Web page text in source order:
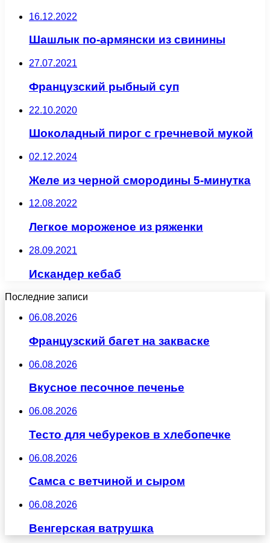
16.12.2022
Шашлык по-армянски из свинины
27.07.2021
Французский рыбный суп
22.10.2020
Шоколадный пирог с гречневой мукой
02.12.2024
Желе из черной смородины 5-минутка
12.08.2022
Легкое мороженое из ряженки
28.09.2021
Искандер кебаб
Последние записи
06.08.2026
Французский багет на закваске
06.08.2026
Вкусное песочное печенье
06.08.2026
Тесто для чебуреков в хлебопечке
06.08.2026
Самса с ветчиной и сыром
06.08.2026
Венгерская ватрушка